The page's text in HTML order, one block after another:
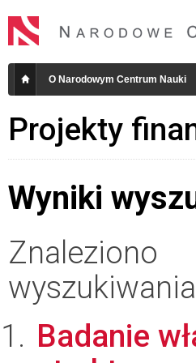
O Narodowym Centrum Nauki
Projekty
Wyniki
Znaleziono
Badanie